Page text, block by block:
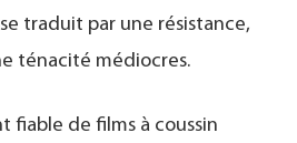
traduit par une résistance,
ténacité médiocres.
fiable de films à coussin